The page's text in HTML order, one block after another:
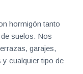
hormigón tanto
suelos. Nos
garajes,
cualquier tipo de